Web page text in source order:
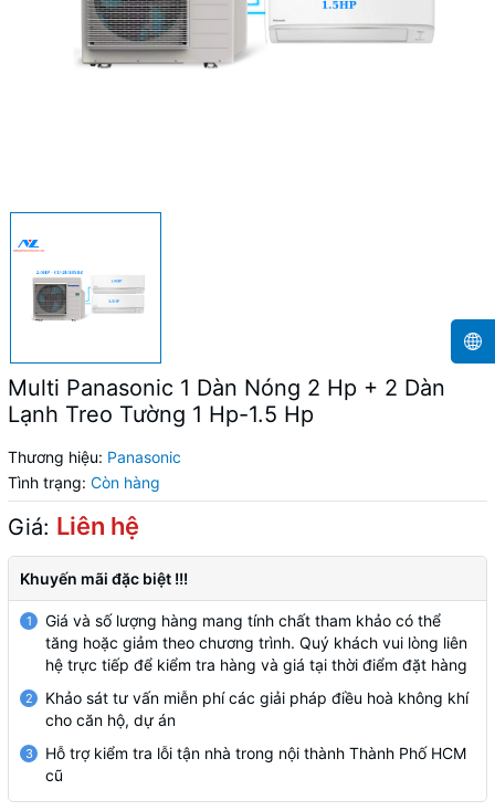
Multi Panasonic 1 Dàn Nóng 2 Hp + 2 Dàn
Lạnh Treo Tường 1 Hp-1.5 Hp
Thương hiệu: Panasonic
Tình trạng: Còn hàng
Giá: Liên hệ
Khuyến mãi đặc biệt !!!
1
Giá và số lượng hàng mang tính chất tham khảo có thể
tăng hoặc giảm theo chương trình. Quý khách vui lòng liên
hệ trực tiếp để kiểm tra hàng và giá tại thời điểm đặt hàng
2
Khảo sát tư vấn miễn phí các giải pháp điều hoà không khí
cho căn hộ, dự án
3
Hỗ trợ kiểm tra lỗi tận nhà trong nội thành Thành Phố HCM
cũ